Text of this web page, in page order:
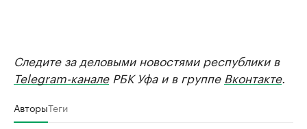
Следите за деловыми новостями республики в
Telegram-каналеРБК Уфа и в группе Вконтакте.
АвторыТеги